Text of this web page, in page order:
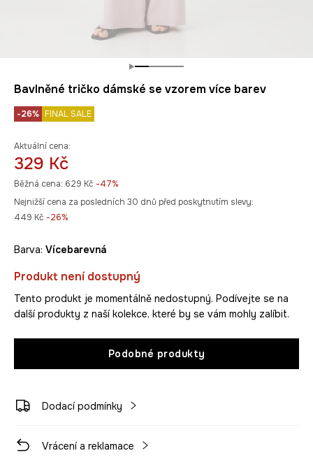
Bavlněné tričko dámské se vzorem více barev
-26% FINAL SALE
Aktuální cena:
329 Kč
Běžná cena: 629 Kč -47%
Nejnižší cena za posledních 30 dnů před poskytnutím slevy:
449 Kč -26%
Barva: vícebarevná
Produkt není dostupný
Tento produkt je momentálně nedostupný. Podívejte se na
další produkty z naší kolekce, které by se vám mohly zalíbit.
Podobné produkty
Dodací podmínky
Vrácení a reklamace